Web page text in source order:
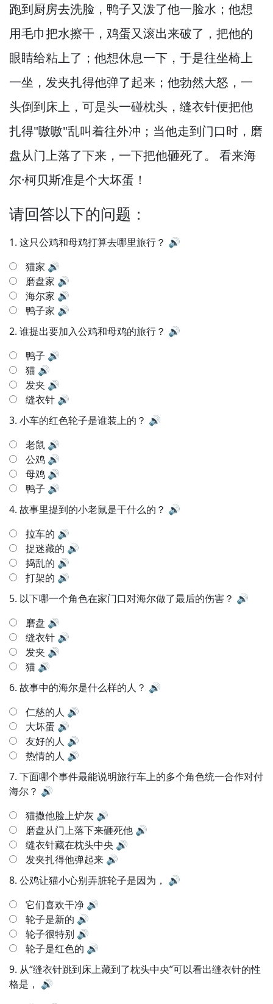
跑到厨房去洗脸， 鸭子又泼了他一脸水；他想
用毛巾把水擦干， 鸡蛋又滚出来破了， 把他的
眼睛给粘上了；他想休息一下， 于是往坐椅上
一坐， 发夹扎得他弹了起来；他勃然大怒， 一
头倒到床上， 可是头一碰枕头， 缝衣针便把他
扎得"嗷嗷"乱叫着往外冲；当他走到门口时， 磨
盘从门上落了下来， 一下把他砸死了。
看来海
尔·柯贝斯准是个大坏蛋！
请回答以下的问题：
1. 这只公鸡和母鸡打算去哪里旅行？ 🔊
猫家 🔊
磨盘家 🔊
海尔家 🔊
鸭子家 🔊
2. 谁提出要加入公鸡和母鸡的旅行？ 🔊
鸭子 🔊
猫 🔊
发夹 🔊
缝衣针 🔊
3. 小车的红色轮子是谁装上的？ 🔊
老鼠 🔊
公鸡 🔊
母鸡 🔊
鸭子 🔊
4. 故事里提到的小老鼠是干什么的？ 🔊
拉车的 🔊
捉迷藏的 🔊
捣乱的 🔊
打架的 🔊
5. 以下哪一个角色在家门口对海尔做了最后的伤害？ 🔊
磨盘 🔊
缝衣针 🔊
发夹 🔊
猫 🔊
6. 故事中的海尔是什么样的人？ 🔊
仁慈的人 🔊
大坏蛋 🔊
友好的人 🔊
热情的人 🔊
7. 下面哪个事件最能说明旅行车上的多个角色统一合作对付
海尔？ 🔊
猫撒他脸上炉灰 🔊
磨盘从门上落下来砸死他 🔊
缝衣针藏在枕头中央 🔊
发夹扎得他弹起来 🔊
8. 公鸡让猫小心别弄脏轮子是因为， 🔊
它们喜欢干净 🔊
轮子是新的 🔊
轮子很特别 🔊
轮子是红色的 🔊
9. 从“缝衣针跳到床上藏到了枕头中央”可以看出缝衣针的性
格是， 🔊